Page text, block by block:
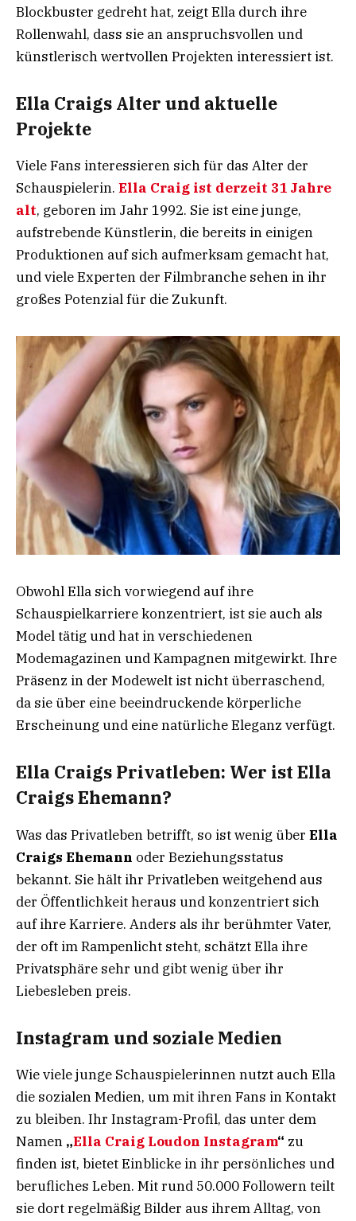
Blockbuster gedreht hat, zeigt Ella durch ihre
Rollenwahl, dass sie an anspruchsvollen und
künstlerisch wertvollen Projekten interessiert ist.
Ella Craigs Alter und aktuelle
Projekte
Viele Fans interessieren sich für das Alter der
Schauspielerin. Ella Craig ist derzeit 31 Jahre
alt, geboren im Jahr 1992. Sie ist eine junge,
aufstrebende Künstlerin, die bereits in einigen
Produktionen auf sich aufmerksam gemacht hat,
und viele Experten der Filmbranche sehen in ihr
großes Potenzial für die Zukunft.
Obwohl Ella sich vorwiegend auf ihre
Schauspielkarriere konzentriert, ist sie auch als
Model tätig und hat in verschiedenen
Modemagazinen und Kampagnen mitgewirkt. Ihre
Präsenz in der Modewelt ist nicht überraschend,
da sie über eine beeindruckende körperliche
Erscheinung und eine natürliche Eleganz verfügt.
Ella Craigs Privatleben: Wer ist Ella
Craigs Ehemann?
Was das Privatleben betrifft, so ist wenig über Ella
Craigs Ehemann oder Beziehungsstatus
bekannt. Sie hält ihr Privatleben weitgehend aus
der Öffentlichkeit heraus und konzentriert sich
auf ihre Karriere. Anders als ihr berühmter Vater,
der oft im Rampenlicht steht, schätzt Ella ihre
Privatsphäre sehr und gibt wenig über ihr
Liebesleben preis.
Instagram und soziale Medien
Wie viele junge Schauspielerinnen nutzt auch Ella
die sozialen Medien, um mit ihren Fans in Kontakt
zu bleiben. Ihr Instagram-Profil, das unter dem
Namen „Ella Craig Loudon Instagram“ zu
finden ist, bietet Einblicke in ihr persönliches und
berufliches Leben. Mit rund 50.000 Followern teilt
sie dort regelmäßig Bilder aus ihrem Alltag, von